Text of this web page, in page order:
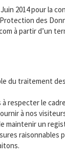
2014 pour la
des
à partir d’un
du traitement
respecter le
à nos
maintenir un
raisonnables